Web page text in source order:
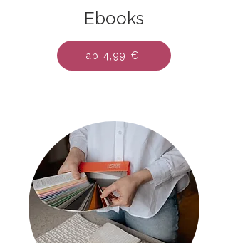
Ebooks
ab 4,99 €